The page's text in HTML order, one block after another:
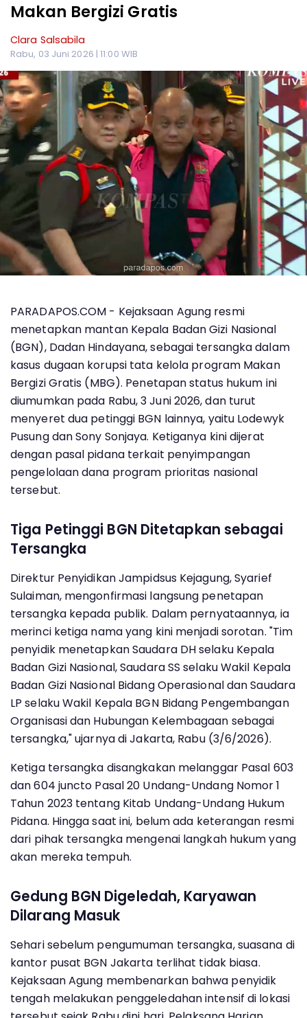
Makan Bergizi Gratis
Clara Salsabila
Rabu, 03 Juni 2026 | 11:00 WIB
PARADAPOS.COM - Kejaksaan Agung resmi
menetapkan mantan Kepala Badan Gizi Nasional
(BGN), Dadan Hindayana, sebagai tersangka dalam
kasus dugaan korupsi tata kelola program Makan
Bergizi Gratis (MBG). Penetapan status hukum ini
diumumkan pada Rabu, 3 Juni 2026, dan turut
menyeret dua petinggi BGN lainnya, yaitu Lodewyk
Pusung dan Sony Sonjaya. Ketiganya kini dijerat
dengan pasal pidana terkait penyimpangan
pengelolaan dana program prioritas nasional
tersebut.
Tiga Petinggi BGN Ditetapkan sebagai
Tersangka
Direktur Penyidikan Jampidsus Kejagung, Syarief
Sulaiman, mengonfirmasi langsung penetapan
tersangka kepada publik. Dalam pernyataannya, ia
merinci ketiga nama yang kini menjadi sorotan. "Tim
penyidik menetapkan Saudara DH selaku Kepala
Badan Gizi Nasional, Saudara SS selaku Wakil Kepala
Badan Gizi Nasional Bidang Operasional dan Saudara
LP selaku Wakil Kepala BGN Bidang Pengembangan
Organisasi dan Hubungan Kelembagaan sebagai
tersangka," ujarnya di Jakarta, Rabu (3/6/2026).
Ketiga tersangka disangkakan melanggar Pasal 603
dan 604 juncto Pasal 20 Undang-Undang Nomor 1
Tahun 2023 tentang Kitab Undang-Undang Hukum
Pidana. Hingga saat ini, belum ada keterangan resmi
dari pihak tersangka mengenai langkah hukum yang
akan mereka tempuh.
Gedung BGN Digeledah, Karyawan
Dilarang Masuk
Sehari sebelum pengumuman tersangka, suasana di
kantor pusat BGN Jakarta terlihat tidak biasa.
Kejaksaan Agung membenarkan bahwa penyidik
tengah melakukan penggeledahan intensif di lokasi